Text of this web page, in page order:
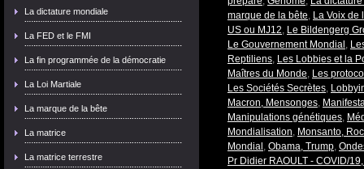
La dictature mondiale
La FED et le FMI
La fin programmée de la démocratie
La Loi Martiale
La marque de la bête
La matrice
La matrice terrestre
marque de la bête La Voix de
US ou MJ12 Le Bildengerg
Le Gouvernement Mondial
Reptiliens Les Lobbies et la
Maîtres du Monde Les
Les Sociétés Secrètes
Macron, Mensonges
Manipulations génétiques
Mondialisation Monsanto,
Mondial Obama, Trump
Pr Didier RAOULT - COVID/